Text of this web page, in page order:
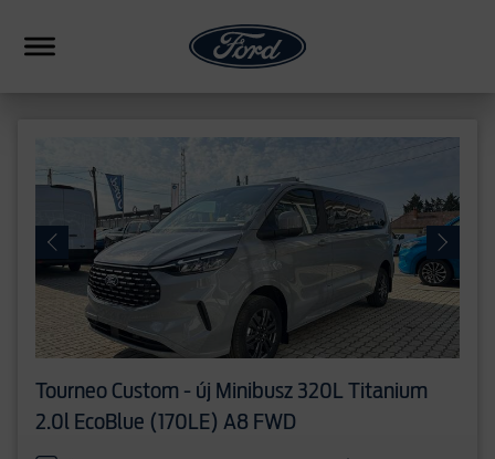
HIBRID
Tourneo Custom - új Minibusz 320L Titanium
2.0l EcoBlue (170LE) A8 FWD